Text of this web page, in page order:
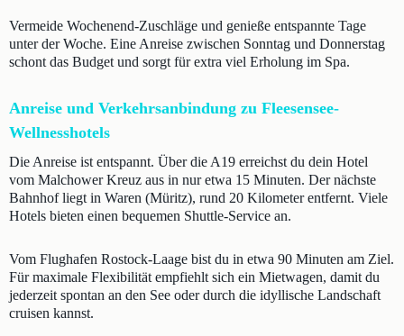
Vermeide Wochenend-Zuschläge und genieße entspannte Tage
unter der Woche. Eine Anreise zwischen Sonntag und Donnerstag
schont das Budget und sorgt für extra viel Erholung im Spa.
Anreise und Verkehrsanbindung zu Fleesensee-
Wellnesshotels
Die Anreise ist entspannt. Über die A19 erreichst du dein Hotel
vom Malchower Kreuz aus in nur etwa 15 Minuten. Der nächste
Bahnhof liegt in Waren (Müritz), rund 20 Kilometer entfernt. Viele
Hotels bieten einen bequemen Shuttle-Service an.
Vom Flughafen Rostock-Laage bist du in etwa 90 Minuten am Ziel.
Für maximale Flexibilität empfiehlt sich ein Mietwagen, damit du
jederzeit spontan an den See oder durch die idyllische Landschaft
cruisen kannst.